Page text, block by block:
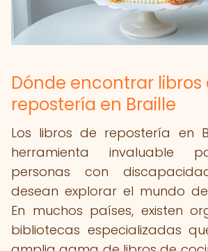
Dónde encontrar libros
repostería en Braille
Los libros de repostería en
herramienta invaluable
personas con
desean explorar el mundo
En muchos países, existen
bibliotecas especializadas